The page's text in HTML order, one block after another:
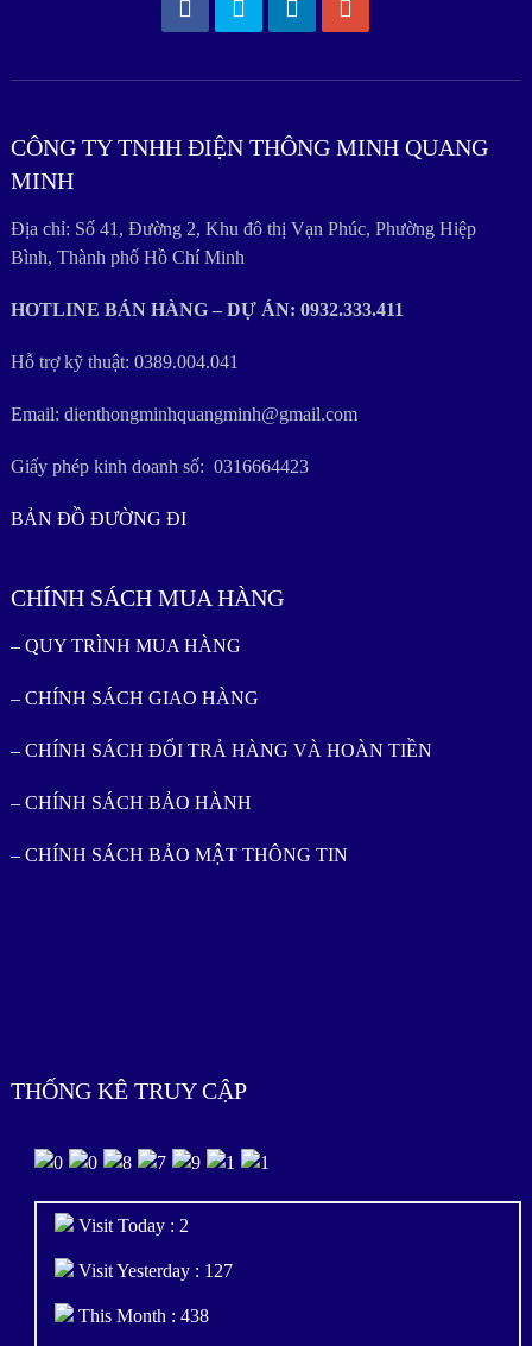
CÔNG TY TNHH ĐIỆN THÔNG MINH QUANG
MINH
Địa chỉ: Số 41, Đường 2, Khu đô thị Vạn Phúc, Phường Hiệp
Bình, Thành phố Hồ Chí Minh
HOTLINE BÁN HÀNG – DỰ ÁN: 0932.333.411
Hỗ trợ kỹ thuật: 0389.004.041
Email: dienthongminhquangminh@gmail.com
Giấy phép kinh doanh số: 0316664423
BẢN ĐỒ ĐƯỜNG ĐI
CHÍNH SÁCH MUA HÀNG
– QUY TRÌNH MUA HÀNG
– CHÍNH SÁCH GIAO HÀNG
– CHÍNH SÁCH ĐỔI TRẢ HÀNG VÀ HOÀN TIỀN
– CHÍNH SÁCH BẢO HÀNH
– CHÍNH SÁCH BẢO MẬT THÔNG TIN
THỐNG KÊ TRUY CẬP
Visit Today : 2
Visit Yesterday : 127
This Month : 438